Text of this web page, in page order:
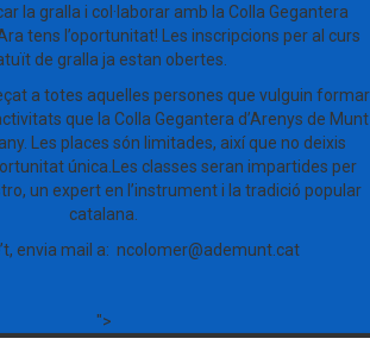
la gralla i col·laborar amb la Colla Gegantera
tens l’oportunitat! Les inscripcions per al curs
de gralla ja estan obertes.
a totes aquelles persones que vulguin formar
que la Colla Gegantera d’Arenys de Munt
Les places són limitades, així que no deixis
única.Les classes seran impartides per
un expert en l’instrument i la tradició popular
catalana.
envia mail a: ncolomer@ademunt.cat
">